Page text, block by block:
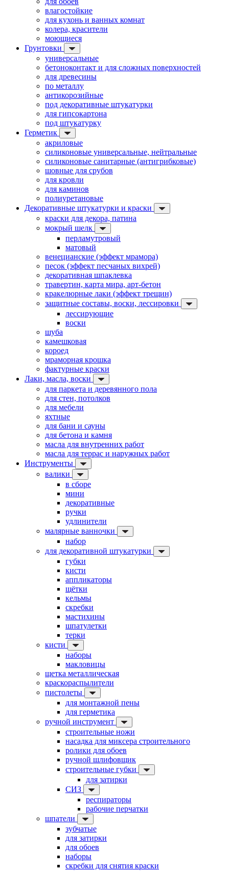
влагостойкие
для кухонь и ванных комнат
колера, красители
моющиеся
Грунтовки
универсальные
бетоноконтакт и для сложных поверхностей
для древесины
по металлу
антикорозийные
под декоративные штукатурки
для гипсокартона
под штукатурку
Герметик
акриловые
силиконовые универсальные, нейтральные
силиконовые санитарные (антигрибковые)
шовные для срубов
для кровли
для каминов
полиуретановые
Декоративные штукатурки и краски
краски для декора, патина
мокрый шелк
перламутровый
матовый
венецианские (эффект мрамора)
песок (эффект песчаных вихрей)
декоративная шпаклевка
травертин, карта мира, арт-бетон
кракелюрные лаки (эффект трещин)
защитные составы, воски, лессировки
лессирующие
воски
шуба
камешковая
короед
мраморная крошка
фактурные краски
Лаки, масла, воски
для паркета и деревянного пола
для стен, потолков
для мебели
яхтные
для бани и сауны
для бетона и камня
масла для внутренних работ
масла для террас и наружных работ
Инструменты
валики
в сборе
мини
декоративные
ручки
удлинители
малярные ванночки
набор
для декоративной штукатурки
губки
кисти
аппликаторы
щётки
кельмы
скребки
мастихины
шпатулетки
терки
кисти
наборы
макловицы
щетка металлическая
краскораспылители
пистолеты
для монтажной пены
для герметика
ручной инструмент
строительные ножи
насадка для миксера строительного
ролики для обоев
ручной шлифовщик
строительные губки
для затирки
СИЗ
респираторы
рабочие перчатки
шпатели
зубчатые
для затирки
для обоев
наборы
скребки для снятия краски